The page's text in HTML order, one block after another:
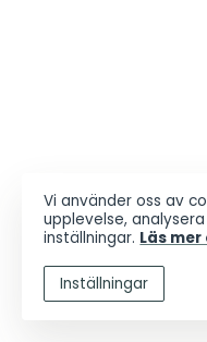
Vi använder oss av
upplevelse,
inställningar. Läs
Inställningar